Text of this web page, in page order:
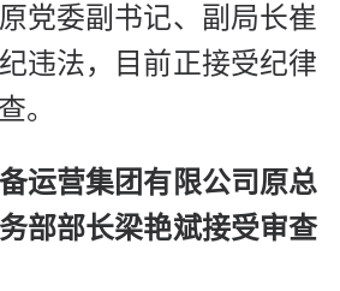
党委副书记、副局长崔
违法，目前正接受纪律
。
运营集团有限公司原总
部部长梁艳斌接受审查